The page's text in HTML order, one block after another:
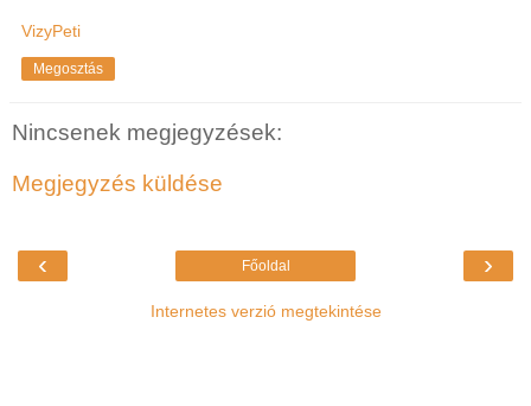
VizyPeti
Megosztás
Nincsenek megjegyzések:
Megjegyzés küldése
‹ ›
Főoldal
Internetes verzió megtekintése